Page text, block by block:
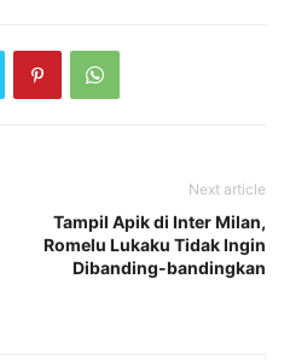
Next article
Tampil Apik di Inter Milan,
Romelu Lukaku Tidak Ingin
Dibanding-bandingkan